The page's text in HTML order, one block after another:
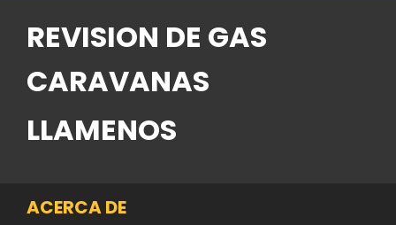
REVISION DE GAS
CARAVANAS
LLAMENOS
ACERCA DE